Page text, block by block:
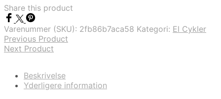
Share this product
Varenummer (SKU): 2fb86b7aca58 Kategori: El Cykler
Previous Product
Next Product
Beskrivelse
Yderligere information